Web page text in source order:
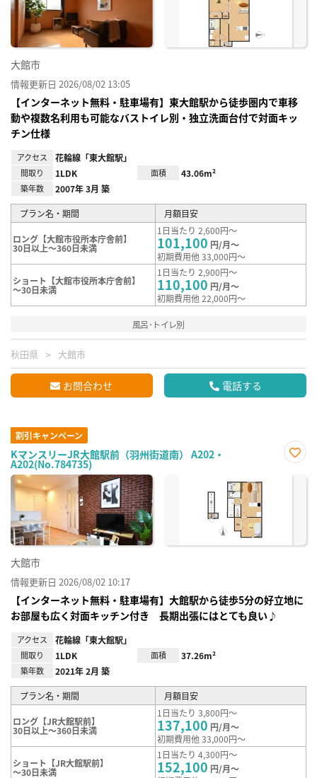
大館市
情報更新日 2026/08/02 13:05
【インターネット無料・駐車場有】東大館駅から徒歩圏内で車移
動や複数名利用も可能なバストイレ別・独立洗面台付で対面キッ
チン仕様
アクセス 花輪線「東大館駅」
間取り 1LDK 面積 43.06m²
築年数 2007年 3月 築
プラン名・期間 月額目安
ロング【大館市役所本庁舎前】
30日以上～360日未満
1日当たり 2,600円～
101,100 円/月～
初期費用他 33,000円～
ショート【大館市役所本庁舎前】
～30日未満
1日当たり 2,900円～
110,100 円/月～
初期費用他 22,000円～
風呂･トイレ別
秋田県 大館市
お問合わせ 電話する
割引キャンペーン
KマンスリーJR大館駅前（羽州街道南） A202・
A202(No.784735)
に入
大館市
情報更新日 2026/08/02 10:17
【インターネット無料・駐車場有】大館駅から徒歩5分の好立地に
お部屋も広く対面キッチン付き 長期出張にはとても良い♪
アクセス 花輪線「東大館駅」
間取り 1LDK 面積 37.26m²
築年数 2021年 2月 築
プラン名・期間 月額目安
ロング【JR大館駅前】
30日以上～360日未満
1日当たり 3,800円～
137,100 円/月～
初期費用他 33,000円～
ショート【JR大館駅前】
～30日未満
1日当たり 4,300円～
152,100 円/月～